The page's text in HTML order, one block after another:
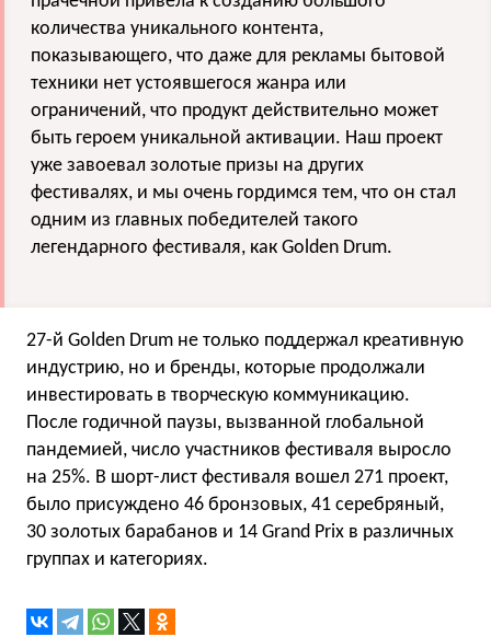
количества уникального контента,
показывающего, что даже для рекламы бытовой
техники нет устоявшегося жанра или
ограничений, что продукт действительно может
быть героем уникальной активации. Наш проект
уже завоевал золотые призы на других
фестивалях, и мы очень гордимся тем, что он стал
одним из главных победителей такого
легендарного фестиваля, как Golden Drum.
27-й Golden Drum не только поддержал креативную
индустрию, но и бренды, которые продолжали
инвестировать в творческую коммуникацию.
После годичной паузы, вызванной глобальной
пандемией, число участников фестиваля выросло
на 25%. В шорт-лист фестиваля вошел 271 проект,
было присуждено 46 бронзовых, 41 серебряный,
30 золотых барабанов и 14 Grand Prix в различных
группах и категориях.